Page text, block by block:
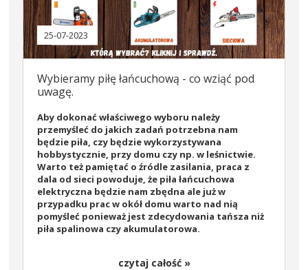
25-07-2023
Wybieramy piłę łańcuchową - co wziąć pod
uwagę.
Aby dokonać właściwego wyboru należy
przemyśleć do jakich zadań potrzebna nam
będzie piła, czy będzie wykorzystywana
hobbystycznie, przy domu czy np. w leśnictwie.
Warto też pamiętać o źródle zasilania, praca z
dala od sieci powoduje, że piła łańcuchowa
elektryczna będzie nam zbędna ale już w
przypadku prac w okół domu warto nad nią
pomyśleć ponieważ jest zdecydowania tańsza niż
piła spalinowa czy akumulatorowa.
czytaj całość »